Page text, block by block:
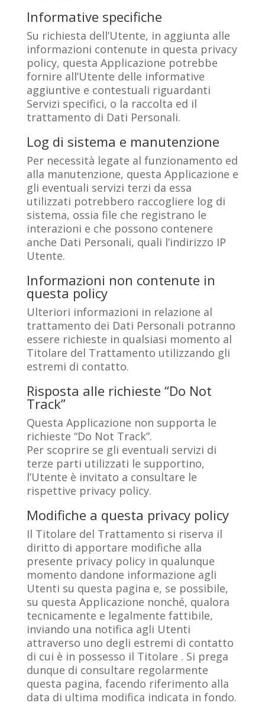
Informative specifiche
Su richiesta dell’Utente, in aggiunta alle
informazioni contenute in questa privacy
policy, questa Applicazione potrebbe
fornire all’Utente delle informative
aggiuntive e contestuali riguardanti
Servizi specifici, o la raccolta ed il
trattamento di Dati Personali.
Log di sistema e manutenzione
Per necessità legate al funzionamento ed
alla manutenzione, questa Applicazione e
gli eventuali servizi terzi da essa
utilizzati potrebbero raccogliere log di
sistema, ossia file che registrano le
interazioni e che possono contenere
anche Dati Personali, quali l’indirizzo IP
Utente.
Informazioni non contenute in
questa policy
Ulteriori informazioni in relazione al
trattamento dei Dati Personali potranno
essere richieste in qualsiasi momento al
Titolare del Trattamento utilizzando gli
estremi di contatto.
Risposta alle richieste “Do Not
Track”
Questa Applicazione non supporta le
richieste “Do Not Track”.
Per scoprire se gli eventuali servizi di
terze parti utilizzati le supportino,
l’Utente è invitato a consultare le
rispettive privacy policy.
Modifiche a questa privacy policy
Il Titolare del Trattamento si riserva il
diritto di apportare modifiche alla
presente privacy policy in qualunque
momento dandone informazione agli
Utenti su questa pagina e, se possibile,
su questa Applicazione nonché, qualora
tecnicamente e legalmente fattibile,
inviando una notifica agli Utenti
attraverso uno degli estremi di contatto
di cui è in possesso il Titolare . Si prega
dunque di consultare regolarmente
questa pagina, facendo riferimento alla
data di ultima modifica indicata in fondo.